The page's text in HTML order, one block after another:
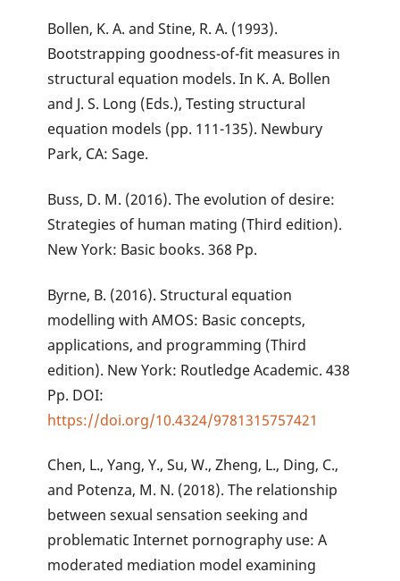
Bollen, K. A. and Stine, R. A. (1993).
Bootstrapping goodness-of-fit measures in
structural equation models. In K. A. Bollen
and J. S. Long (Eds.), Testing structural
equation models (pp. 111-135). Newbury
Park, CA: Sage.
Buss, D. M. (2016). The evolution of desire:
Strategies of human mating (Third edition).
New York: Basic books. 368 Pp.
Byrne, B. (2016). Structural equation
modelling with AMOS: Basic concepts,
applications, and programming (Third
edition). New York: Routledge Academic. 438
Pp. DOI:
https://doi.org/10.4324/9781315757421
Chen, L., Yang, Y., Su, W., Zheng, L., Ding, C.,
and Potenza, M. N. (2018). The relationship
between sexual sensation seeking and
problematic Internet pornography use: A
moderated mediation model examining